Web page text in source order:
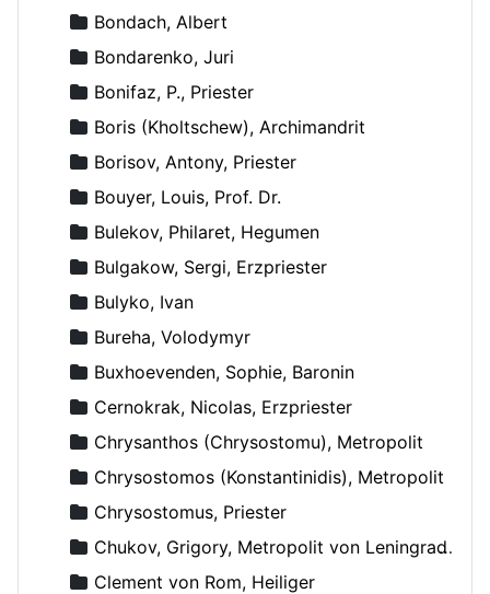
Bondach, Albert
Bondarenko, Juri
Bonifaz, P., Priester
Boris (Kholtschew), Archimandrit
Borisov, Antony, Priester
Bouyer, Louis, Prof. Dr.
Bulekov, Philaret, Hegumen
Bulgakow, Sergi, Erzpriester
Bulyko, Ivan
Bureha, Volodymyr
Buxhoevenden, Sophie, Baronin
Cernokrak, Nicolas, Erzpriester
Chrysanthos (Chrysostomu), Metropolit
Chrysostomos (Konstantinidis), Metropolit
Chrysostomus, Priester
Chukov, Grigory, Metropolit von Leningrad und Novgorod
Clement von Rom, Heiliger